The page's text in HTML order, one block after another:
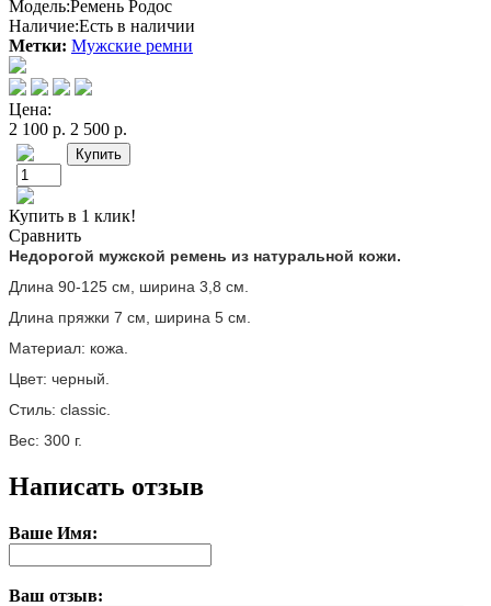
Модель:Ремень Родос
Наличие:Есть в наличии
Метки: Мужские ремни
Цена:
2 100 р. 2 500 р.
Купить в 1 клик!
Сравнить
Недорогой мужской ремень из натуральной кожи.
Длина 90-125 см, ширина 3,8 см.
Длина пряжки 7 см, ширина 5 см.
Материал: кожа.
Цвет: черный.
Стиль: classic.
Вес: 300 г.
Написать отзыв
Ваше Имя:
Ваш отзыв: